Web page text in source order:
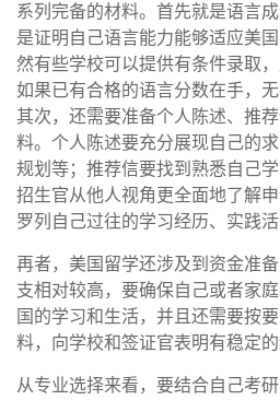
系列完备的材料。首先就是语言
是证明自己语言能力能够适应美
然有些学校可以提供有条件录取
如果已有合格的语言分数在手，
其次，还需要准备个人陈述、推
料。个人陈述要充分展现自己的
规划等；推荐信要找到熟悉自己
招生官从他人视角更全面地了解
罗列自己过往的学习经历、实践
再者，美国留学还涉及到资金准
支相对较高，要确保自己或者家
国的学习和生活，并且还需要按
料，向学校和签证官表明有稳定的
从专业选择来看，要结合自己考